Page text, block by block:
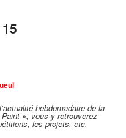
hebdomadaire de la
», vous y retrouverez
les projets, etc.